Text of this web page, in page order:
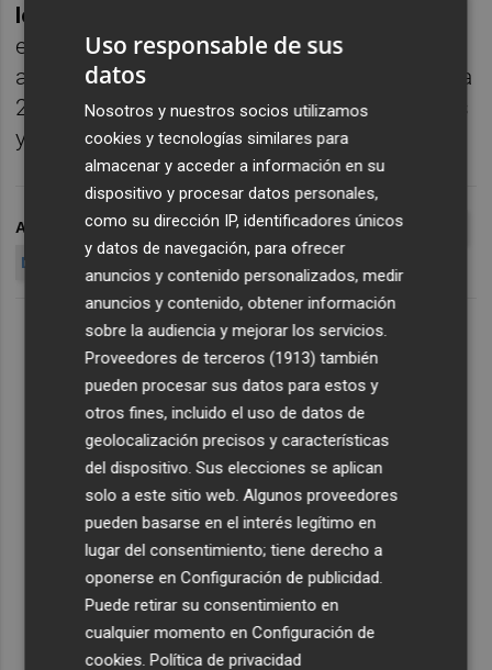
los mercados dos veces más este mes
el martes 18 de septiembre subastará letras
a tres y nueve meses y el próximo jueves, día
20, hará lo propio con una emisión de bonos
y obligaciones.
ARCHIVADO EN TESORO PÚBLICO
SUBASTA DEL TESORO
LETRAS DEL TESORO
Uso responsable de sus
datos
Nosotros y nuestros socios utilizamos
cookies y tecnologías similares para
almacenar y acceder a información en su
dispositivo y procesar datos personales,
como su dirección IP, identificadores únicos
y datos de navegación, para ofrecer
anuncios y contenido personalizados, medir
anuncios y contenido, obtener información
sobre la audiencia y mejorar los servicios.
Proveedores de terceros (1913) también
pueden procesar sus datos para estos y
otros fines, incluido el uso de datos de
geolocalización precisos y características
del dispositivo. Sus elecciones se aplican
solo a este sitio web. Algunos proveedores
pueden basarse en el interés legítimo en
lugar del consentimiento; tiene derecho a
oponerse enConfiguración de publicidad.
Puede retirar su consentimiento en
cualquier momento enConfiguración de
cookies.Política de privacidad